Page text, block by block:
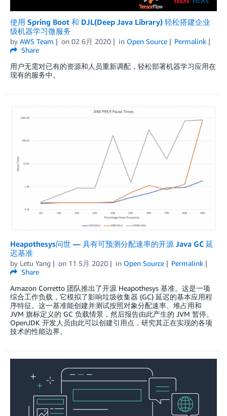
使用 Spring Boot 和 DJL(Deep Java Library) 轻松搭建企业
级机器学习微服务
by AWS Team on 02 6月 2020 in Open Source
Permalink
Share
用户无需对已有的资源和人员重新调配，轻松部署机器学习应用在
现有的服务中。
Heapothesys问世 — 具有可预测分配速率的开源 Java GC 延
迟基准
by Letu Yang on 11 5月 2020 in Open Source
Permalink
Share
Amazon Corretto 团队推出了开源 Heapothesys 基准。这是一项
综合工作负载，它模拟了影响垃圾收集器 (GC) 延迟的基本应用程
序特征。这一基准能创建并测试按照对象分配速率、堆占用和
JVM 旗标定义的 GC 负载情景，然后报告由此产生的 JVM 暂停。
OpenJDK 开发人员由此可以创建引用点，研究其正在实现的各项
技术的性能边界。